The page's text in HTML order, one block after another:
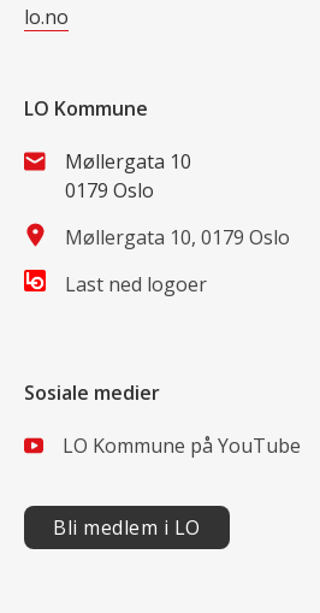
lo.no
LO Kommune
Møllergata 10
0179 Oslo
Møllergata 10, 0179 Oslo
Last ned logoer
Sosiale medier
LO Kommune på YouTube
Bli medlem i LO